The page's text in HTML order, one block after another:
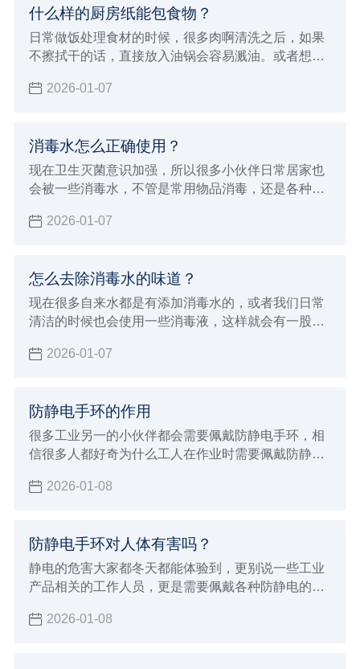
什么样的厨房纸能包食物？
日常做饭处理食材的时候，很多肉啊清洗之后，如果
不擦拭干的话，直接放入油锅会容易溅油。或者想要
那么就需要擦拭干净，但是什么样的厨房纸能包食物
2026-01-07
消毒水怎么正确使用？
现在卫生灭菌意识加强，所以很多小伙伴日常居家也
会被一些消毒水，不管是常用物品消毒，还是各种下
有危害的，下面小辉就来给大家讲讲消毒水怎么正确
2026-01-07
怎么去除消毒水的味道？
现在很多自来水都是有添加消毒水的，或者我们日常
清洁的时候也会使用一些消毒液，这样就会有一股呛
的就不太友好了，所以今天小辉来给大家分享一下怎
2026-01-07
防静电手环的作用
很多工业另一的小伙伴都会需要佩戴防静电手环，相
信很多人都好奇为什么工人在作业时需要佩戴防静电
有效防静电的原理是什么，今天小辉就一并来给大家
2026-01-08
防静电手环对人体有害吗？
静电的危害大家都冬天都能体验到，更别说一些工业
产品相关的工作人员，更是需要佩戴各种防静电的护
到防静电，很多小伙伴也会想知道防静电手环对人体
2026-01-08